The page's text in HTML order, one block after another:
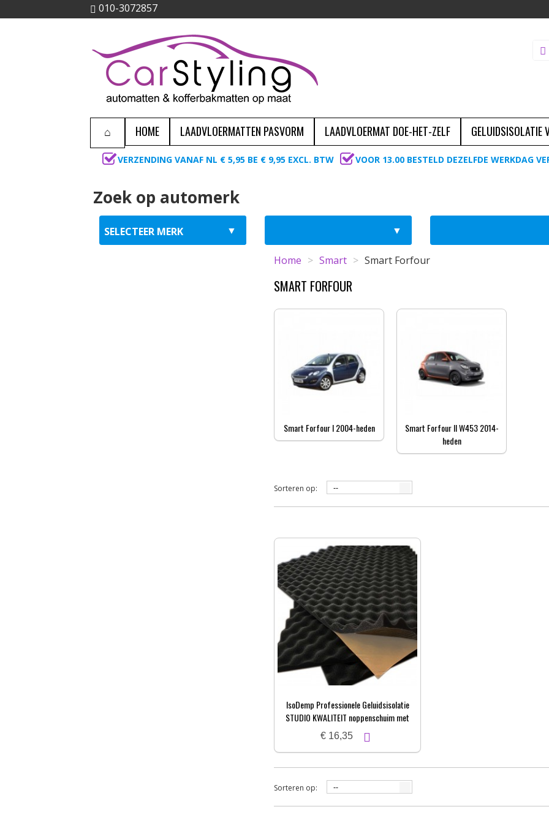
010-3072857
HOME LAADVLOERMATTEN PASVORM LAADVLOERMAT DOE-HET-ZELF GELUIDSISOLATIE
VERZENDING VANAF NL € 5,95 BE € 9,95 EXCL. BTW VOOR 13.00 BESTELD DEZELFDE WERKDAG
Zoek op automerk
Home > Smart > Smart Forfour
SMART FORFOUR
Smart Forfour I 2004-heden
Smart Forfour II W453 2014-
heden
Sorteren op: --
IsoDemp Professionele Geluidsisolatie
STUDIO KWALITEIT noppenschuim met
zelfkl. laag | 3x50x100cm
€ 16,35
Sorteren op: --